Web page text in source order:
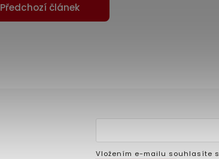
Předchozí článek
Vložením e-mailu souhlasíte s